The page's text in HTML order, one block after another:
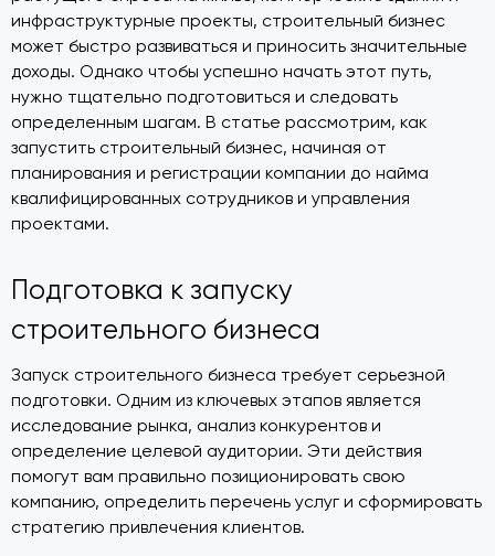
инфраструктурные проекты, строительный бизнес
может быстро развиваться и приносить значительные
доходы. Однако чтобы успешно начать этот путь,
нужно тщательно подготовиться и следовать
определенным шагам. В статье рассмотрим, как
запустить строительный бизнес, начиная от
планирования и регистрации компании до найма
квалифицированных сотрудников и управления
проектами.
Подготовка к запуску
строительного бизнеса
Запуск строительного бизнеса требует серьезной
подготовки. Одним из ключевых этапов является
исследование рынка, анализ конкурентов и
определение целевой аудитории. Эти действия
помогут вам правильно позиционировать свою
компанию, определить перечень услуг и сформировать
стратегию привлечения клиентов.